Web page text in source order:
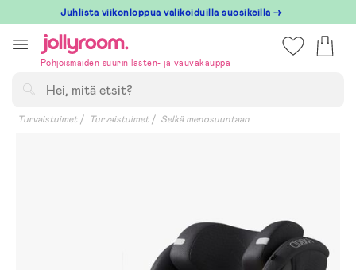
till
innehållet
Juhlista viikonloppua valikoiduilla suosikeilla →
Pohjoismaiden suurin lasten- ja vauvakauppa
Turvaistuimet Turvaistuimet Selkä menosuuntaan